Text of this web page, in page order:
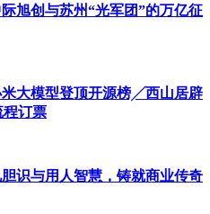
产高端新能源车的价格却稳如
增长。以理想、问界、蔚来等
旭创与苏州“光军团”的万亿征
大模型登顶开源榜╱西山居辟
订票
识与用人智慧，铸就商业传奇